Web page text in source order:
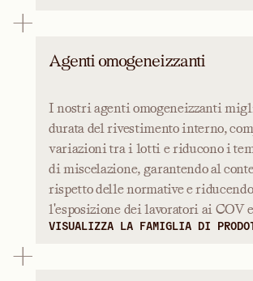
Agenti omogeneizzanti
I nostri agenti omogeneizzanti
durata del rivestimento interno,
variazioni tra i lotti e riducono i
di miscelazione, garantendo al
rispetto delle normative e riducendo
l'esposizione dei lavoratori ai COV
VISUALIZZA LA FAMIGLIA DI